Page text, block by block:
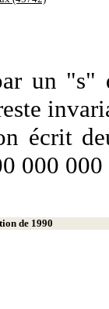
un "s"
écrit
000
de 1990